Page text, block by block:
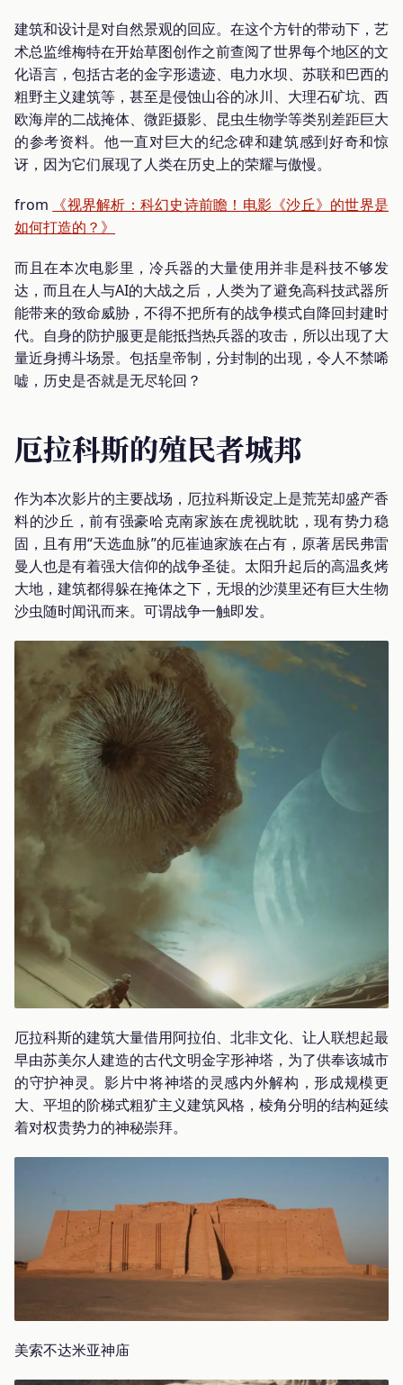
建筑和设计是对自然景观的回应。在这个方针的带动下，艺
术总监维梅特在开始草图创作之前查阅了世界每个地区的文
化语言，包括古老的金字形遗迹、电力水坝、苏联和巴西的
粗野主义建筑等，甚至是侵蚀山谷的冰川、大理石矿坑、西
欧海岸的二战掩体、微距摄影、昆虫生物学等类别差距巨大
的参考资料。他一直对巨大的纪念碑和建筑感到好奇和惊
讶，因为它们展现了人类在历史上的荣耀与傲慢。
from
《视界解析：科幻史诗前瞻！电影《沙丘》的世界是
如何打造的？》
而且在本次电影里，冷兵器的大量使用并非是科技不够发
达，而且在人与AI的大战之后，人类为了避免高科技武器所
能带来的致命威胁，不得不把所有的战争模式自降回封建时
代。自身的防护服更是能抵挡热兵器的攻击，所以出现了大
量近身搏斗场景。包括皇帝制，分封制的出现，令人不禁唏
嘘，历史是否就是无尽轮回？
厄拉科斯的殖民者城邦
作为本次影片的主要战场，厄拉科斯设定上是荒芜却盛产香
料的沙丘，前有强豪哈克南家族在虎视眈眈，现有势力稳
固，且有用“天选血脉”的厄崔迪家族在占有，原著居民弗雷
曼人也是有着强大信仰的战争圣徒。太阳升起后的高温炙烤
大地，建筑都得躲在掩体之下，无垠的沙漠里还有巨大生物
沙虫随时闻讯而来。可谓战争一触即发。
厄拉科斯的建筑大量借用阿拉伯、北非文化、让人联想起最
早由苏美尔人建造的古代文明金字形神塔，为了供奉该城市
的守护神灵。影片中将神塔的灵感内外解构，形成规模更
大、平坦的阶梯式粗犷主义建筑风格，棱角分明的结构延续
着对权贵势力的神秘崇拜。
美索不达米亚神庙